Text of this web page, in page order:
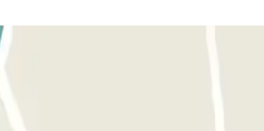
recibirás por correo electrónico un justificante de compra